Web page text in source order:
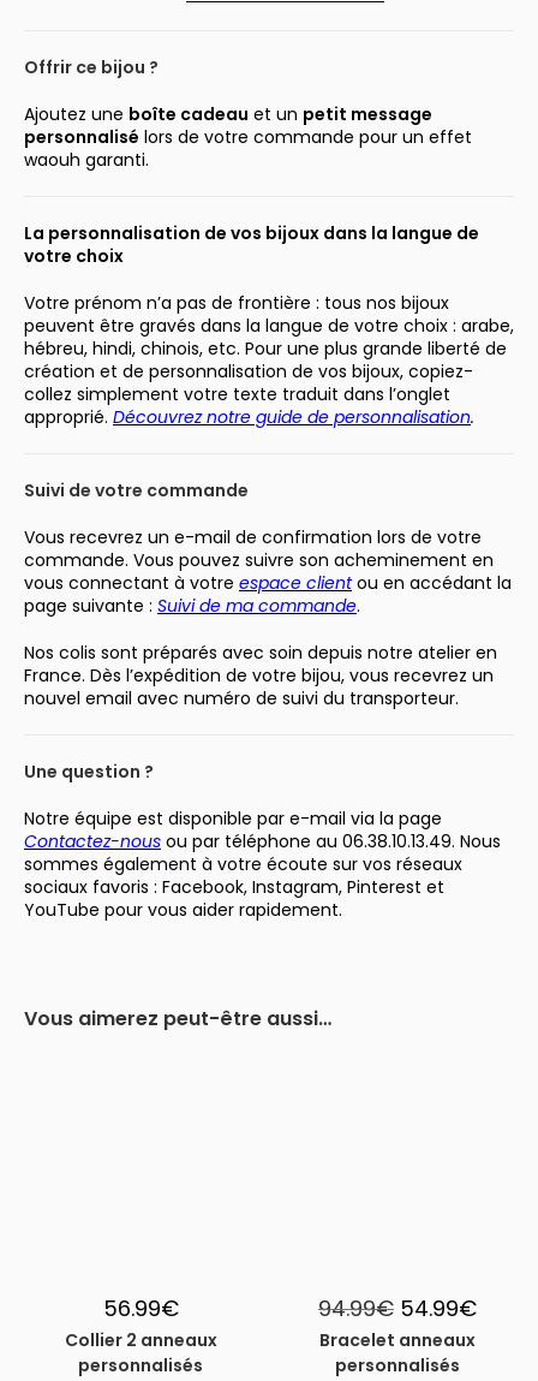
Offrir ce bijou ?
Ajoutez une boîte cadeau et un petit message
personnalisé lors de votre commande pour un effet
waouh garanti.
La personnalisation de vos bijoux dans la langue de
votre choix
Votre prénom n’a pas de frontière : tous nos bijoux
peuvent être gravés dans la langue de votre choix : arabe,
hébreu, hindi, chinois, etc. Pour une plus grande liberté de
création et de personnalisation de vos bijoux, copiez-
collez simplement votre texte traduit dans l’onglet
approprié. Découvrez notre guide de personnalisation.
Suivi de votre commande
Vous recevrez un e-mail de confirmation lors de votre
commande. Vous pouvez suivre son acheminement en
vous connectant à votre espace clientou en accédant la
page suivante : Suivi de ma commande.
Nos colis sont préparés avec soin depuis notre atelier en
France. Dès l’expédition de votre bijou, vous recevrez un
nouvel email avec numéro de suivi du transporteur.
Une question ?
Notre équipe est disponible par e-mail via la page
Contactez-nous ou par téléphone au 06.38.10.13.49. Nous
sommes également à votre écoute sur vos réseaux
sociaux favoris : Facebook, Instagram, Pinterest et
YouTube pour vous aider rapidement.
Vous aimerez peut-être aussi…
56.99€
Collier 2 anneaux
personnalisés
94.99€ Le
prix
initial
était :
94.99€.
54.99€Le
prix
Bracelet anneaux
personnalisés